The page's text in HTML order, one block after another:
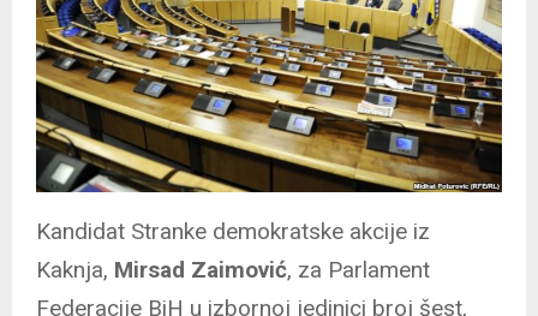
Kandidat Stranke demokratske akcije iz
Kaknja, Mirsad Zaimović, za Parlament
Federacije BiH u izbornoj jedinici broj šest,